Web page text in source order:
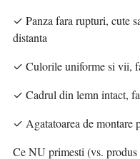
✓ Panza fara rupturi, cute
distanta
✓ Culorile uniforme si vii,
✓ Cadrul din lemn intact,
✓ Agatatoarea de montare
Ce NU primesti (vs. produs